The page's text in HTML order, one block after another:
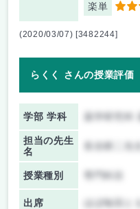
楽単 4
(2020/03/07) [3482244]
らくく さんの授業評価
学部 学科
担当の先生
名
授業種別
出席 ほぼ毎回とる